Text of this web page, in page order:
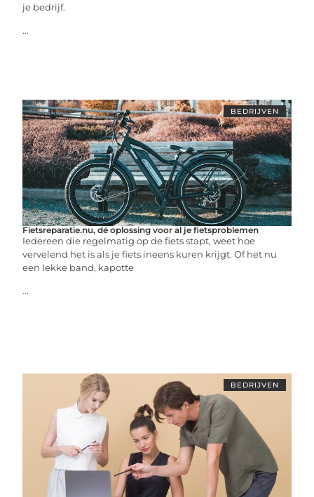
je bedrijf.
...
BEDRIJVEN
Fietsreparatie.nu, dé oplossing voor al je fietsproblemen
Iedereen die regelmatig op de fiets stapt, weet hoe
vervelend het is als je fiets ineens kuren krijgt. Of het nu
een lekke band, kapotte
...
BEDRIJVEN